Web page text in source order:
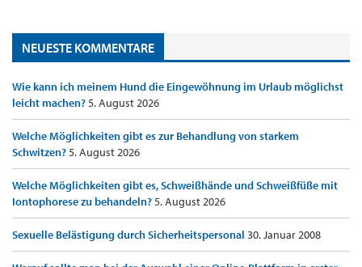
NEUESTE KOMMENTARE
Wie kann ich meinem Hund die Eingewöhnung im Urlaub möglichst
leicht machen?5. August 2026
Welche Möglichkeiten gibt es zur Behandlung von starkem
Schwitzen?5. August 2026
Welche Möglichkeiten gibt es, Schweißhände und Schweißfüße mit
Iontophorese zu behandeln?5. August 2026
Sexuelle Belästigung durch Sicherheitspersonal 30. Januar 2008